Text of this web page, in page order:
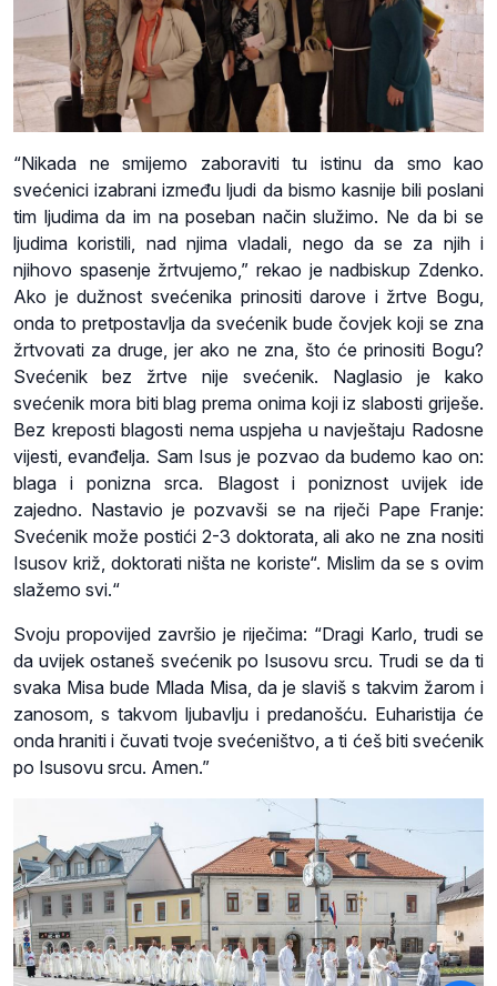
“Nikada ne smijemo zaboraviti tu istinu da smo kao
svećenici izabrani između ljudi da bismo kasnije bili poslani
tim ljudima da im na poseban način služimo. Ne da bi se
ljudima koristili, nad njima vladali, nego da se za njih i
njihovo spasenje žrtvujemo,” rekao je nadbiskup Zdenko.
Ako je dužnost svećenika prinositi darove i žrtve Bogu,
onda to pretpostavlja da svećenik bude čovjek koji se zna
žrtvovati za druge, jer ako ne zna, što će prinositi Bogu?
Svećenik bez žrtve nije svećenik. Naglasio je kako
svećenik mora biti blag prema onima koji iz slabosti griješe.
Bez kreposti blagosti nema uspjeha u navještaju Radosne
vijesti, evanđelja. Sam Isus je pozvao da budemo kao on:
blaga i ponizna srca. Blagost i poniznost uvijek ide
zajedno. Nastavio je pozvavši se na riječi Pape Franje:
Svećenik može postići 2-3 doktorata, ali ako ne zna nositi
Isusov križ, doktorati ništa ne koriste“. Mislim da se s ovim
slažemo svi.“
Svoju propovijed završio je riječima: “Dragi Karlo, trudi se
da uvijek ostaneš svećenik po Isusovu srcu. Trudi se da ti
svaka Misa bude Mlada Misa, da je slaviš s takvim žarom i
zanosom, s takvom ljubavlju i predanošću. Euharistija će
onda hraniti i čuvati tvoje svećeništvo, a ti ćeš biti svećenik
po Isusovu srcu. Amen.”